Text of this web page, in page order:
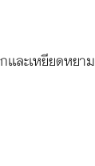
เละเหยียดหยาม